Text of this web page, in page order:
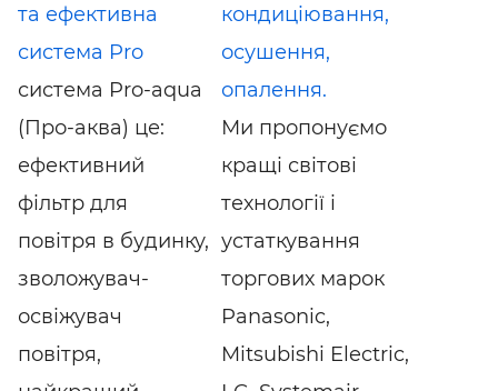
та ефективна
система Pro
система Pro-aqua
(Про-аква) це:
ефективний
фільтр для
повітря в будинку,
зволожувач-
освіжувач
повітря,
кондиціювання,
осушення,
опалення.
Ми пропонуємо
кращі світові
технології і
устаткування
торгових марок
Panasonic,
Mitsubishi Electric,